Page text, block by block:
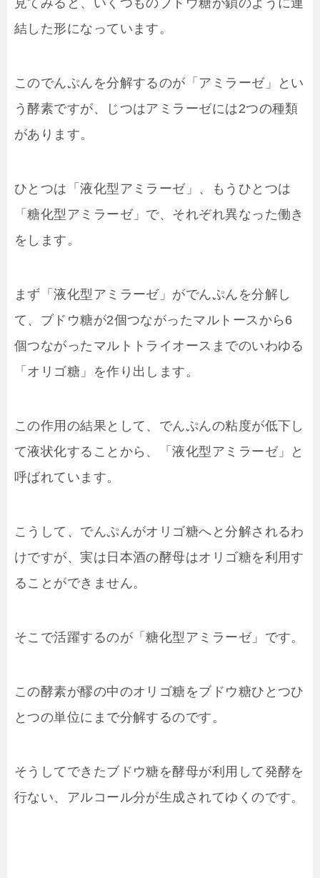
見てみると、いくつものブドウ糖が鎖のように連
結した形になっています。
このでんぷんを分解するのが「アミラーゼ」とい
う酵素ですが、じつはアミラーゼには2つの種類
があります。
ひとつは「液化型アミラーゼ」、もうひとつは
「糖化型アミラーゼ」で、それぞれ異なった働き
をします。
まず「液化型アミラーゼ」がでんぷんを分解し
て、ブドウ糖が2個つながったマルトースから6
個つながったマルトトライオースまでのいわゆる
「オリゴ糖」を作り出します。
この作用の結果として、でんぷんの粘度が低下し
て液状化することから、「液化型アミラーゼ」と
呼ばれています。
こうして、でんぷんがオリゴ糖へと分解されるわ
けですが、実は日本酒の酵母はオリゴ糖を利用す
ることができません。
そこで活躍するのが「糖化型アミラーゼ」です。
この酵素が醪の中のオリゴ糖をブドウ糖ひとつひ
とつの単位にまで分解するのです。
そうしてできたブドウ糖を酵母が利用して発酵を
行ない、アルコール分が生成されてゆくのです。